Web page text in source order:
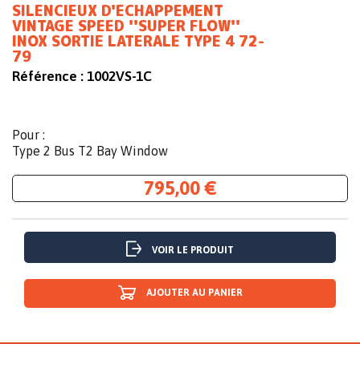
SILENCIEUX D'ECHAPPEMENT
VINTAGE SPEED ''SUPER FLOW''
INOX SORTIE LATERALE TYPE 4 72-
79
Référence : 1002VS-1C
Pour :
Type 2 Bus T2 Bay Window
795,00 €
VOIR LE PRODUIT
AJOUTER AU PANIER